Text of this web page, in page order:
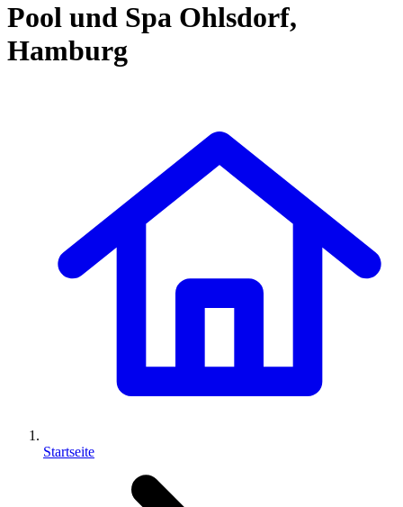
Pool und Spa Ohlsdorf,
Hamburg
Startseite